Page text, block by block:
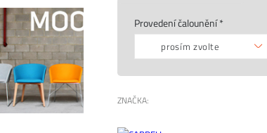
Provedení čalounění *
prosím zvolte
ZNAČKA: